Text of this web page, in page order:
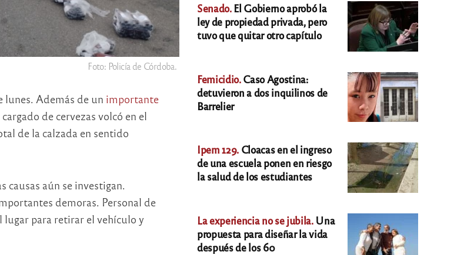
Foto: Policía de Córdoba.
Además de un importante
de cervezas volcó en el
de la calzada en sentido
causas aún se investigan.
demoras. Personal de
lugar para retirar el vehículo y
Senado.El Gobierno aprobó la
ley de propiedad privada, pero
tuvo que quitar otro capítulo
Femicidio.Caso Agostina:
detuvieron a dos inquilinos de
Barrelier
Ipem 129. Cloacas en el ingreso
de una escuela ponen en riesgo
la salud de los estudiantes
La experiencia no se jubila.Una
propuesta para diseñar la vida
después de los 60